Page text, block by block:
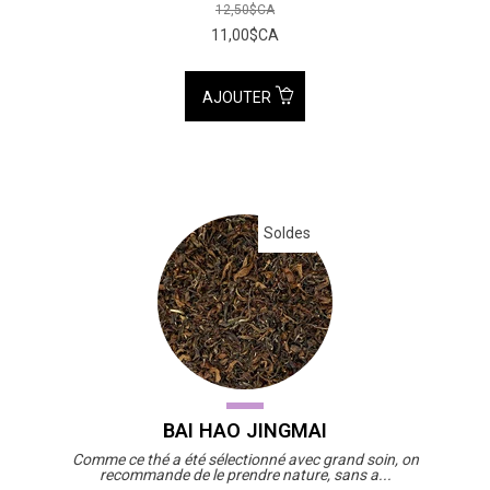
12,50$CA
11,00$CA
AJOUTER
Soldes
BAI HAO JINGMAI
Comme ce thé a été sélectionné avec grand soin, on
recommande de le prendre nature, sans a...